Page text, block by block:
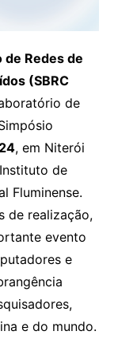
de Redes de
(SBRC
de
, em Niterói
de
Fluminense.
de realização,
evento
e
e do mundo.